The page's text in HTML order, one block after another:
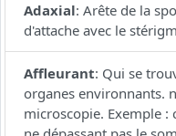
Adaxial: Arête de la
d'attache avec le
Affleurant: Qui se
organes environnants.
microscopie. Exemple :